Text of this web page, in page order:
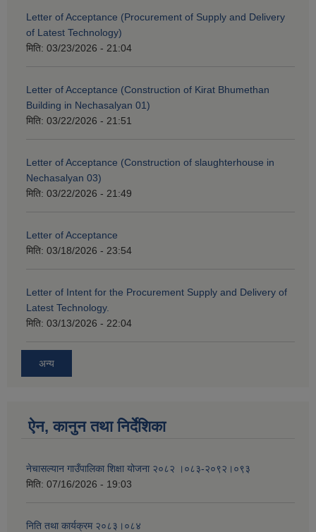
Letter of Acceptance (Procurement of Supply and Delivery
of Latest Technology)
मिति: 03/23/2026 - 21:04
Letter of Acceptance (Construction of Kirat Bhumethan
Building in Nechasalyan 01)
मिति: 03/22/2026 - 21:51
Letter of Acceptance (Construction of slaughterhouse in
Nechasalyan 03)
मिति: 03/22/2026 - 21:49
Letter of Acceptance
मिति: 03/18/2026 - 23:54
Letter of Intent for the Procurement Supply and Delivery of
Latest Technology.
मिति: 03/13/2026 - 22:04
अन्य
ऐन, कानुन तथा निर्देशिका
नेचासल्यान गाउँपालिका शिक्षा योजना २०८२ ।०८३-२०९२।०९३
मिति: 07/16/2026 - 19:03
निति तथा कार्यक्रम २०८३।०८४